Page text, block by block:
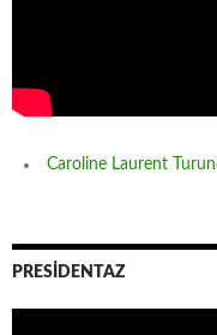
Caroline Laurent
PRESİDENTAZ